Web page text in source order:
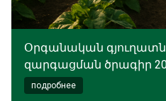
Օրգանական
զարգացման ծրագիր
подробнее